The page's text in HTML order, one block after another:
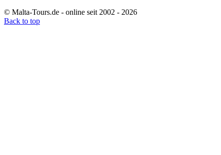
© Malta-Tours.de - online seit 2002 - 2026
Back to top